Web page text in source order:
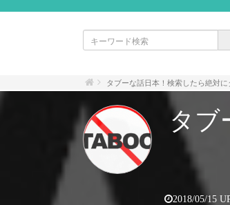
タブーな話日本！検索したら絶対に
タブ
2018/05/15